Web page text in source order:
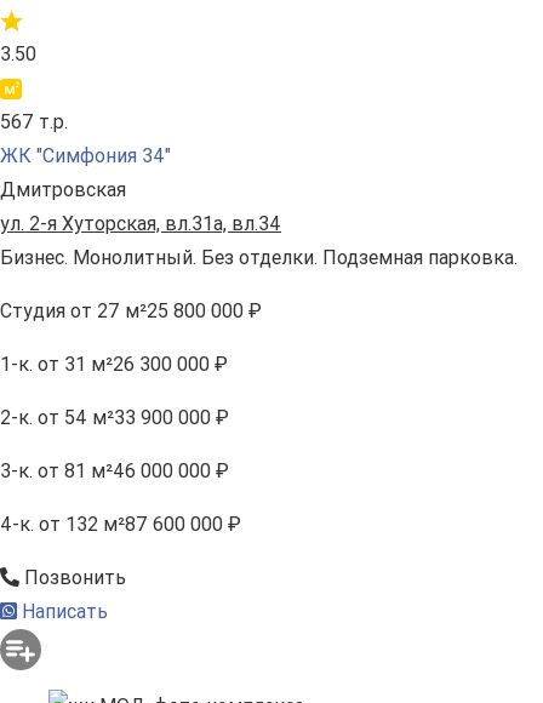
3.50
567 т.р.
ЖК "Симфония 34"
Дмитровская
ул. 2-я Хуторская, вл.31а, вл.34
Бизнес. Монолитный. Без отделки. Подземная парковка.
Студия от 27 м²25 800 000 ₽
1-к. от 31 м²26 300 000 ₽
2-к. от 54 м²33 900 000 ₽
3-к. от 81 м²46 000 000 ₽
4-к. от 132 м²87 600 000 ₽
Позвонить
Написать